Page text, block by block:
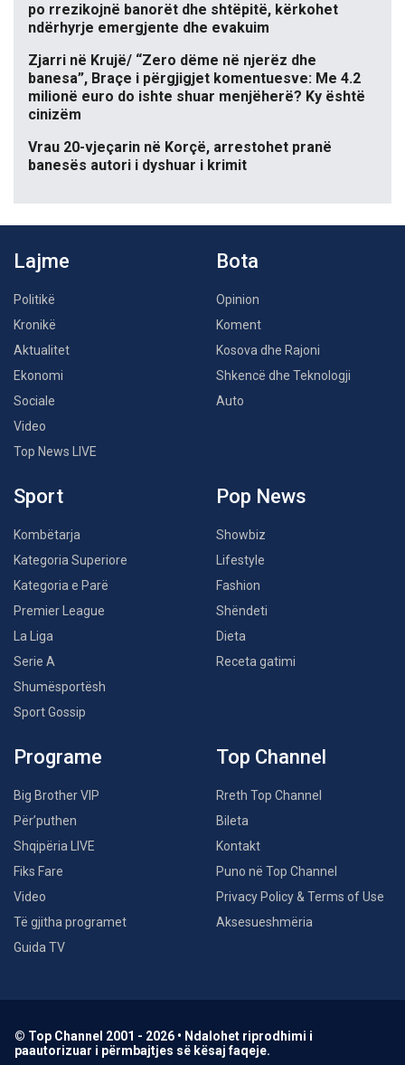
po rrezikojnë banorët dhe shtëpitë, kërkohet
ndërhyrje emergjente dhe evakuim
Zjarri në Krujë/ “Zero dëme në njerëz dhe
banesa”, Braçe i përgjigjet komentuesve: Me 4.2
milionë euro do ishte shuar menjëherë? Ky është
cinizëm
Vrau 20-vjeçarin në Korçë, arrestohet pranë
banesës autori i dyshuar i krimit
Lajme
Politikë
Kronikë
Aktualitet
Ekonomi
Sociale
Video
Top News LIVE
Bota
Opinion
Koment
Kosova dhe Rajoni
Shkencë dhe Teknologji
Auto
Sport
Kombëtarja
Kategoria Superiore
Kategoria e Parë
Premier League
La Liga
Serie A
Shumësportësh
Sport Gossip
Pop News
Showbiz
Lifestyle
Fashion
Shëndeti
Dieta
Receta gatimi
Programe
Big Brother VIP
Për’puthen
Shqipëria LIVE
Fiks Fare
Video
Të gjitha programet
Guida TV
Top Channel
Rreth Top Channel
Bileta
Kontakt
Puno në Top Channel
Privacy Policy & Terms of Use
Aksesueshmëria
© Top Channel 2001 - 2026 • Ndalohet riprodhimi i
paautorizuar i përmbajtjes së kësaj faqeje.